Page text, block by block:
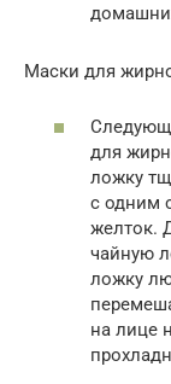
Маски для
для
ложку
с одним
желток.
чайную
ложку
на лице